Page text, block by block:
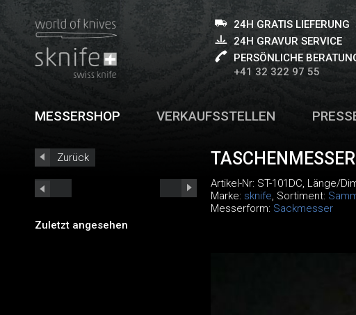
24H GRATIS LIEFERUNG
24H GRAVUR SERVICE
PERSÖNLICHE
+41 32 322 97 55
MESSERSHOP VERKAUFSSTELLEN
Zurück
Zuletzt angesehen
Artikel-Nr: ST-101DC, Länge/
Marke: sknife, Sortiment:
Messerform: Sackmesser